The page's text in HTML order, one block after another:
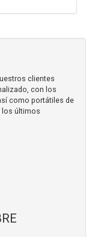
clientes
con los
como portátiles de
los últimos